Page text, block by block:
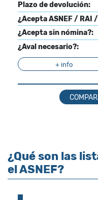
Plazo de devolución:
¿Acepta ASNEF / RAI
¿Acepta sin nómina?:
¿Aval necesario?:
+ info
¿Qué son las
el ASNEF?